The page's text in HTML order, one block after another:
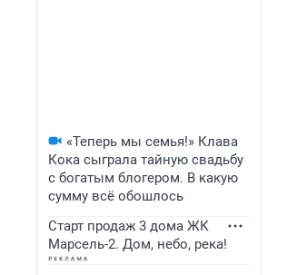
«Теперь мы семья!» Клава
Кока сыграла тайную свадьбу
с богатым блогером. В какую
сумму всё обошлось
Старт продаж 3 дома ЖК
Марсель-2. Дом, небо, река!